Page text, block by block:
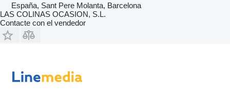
España, Sant Pere Molanta, Barcelona
LAS COLINAS OCASION, S.L.
Contacte con el vendedor